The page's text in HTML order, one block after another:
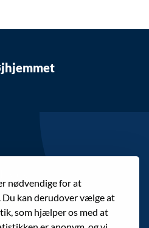
nødvendige for at
Du kan derudover vælge at
som hjælper os med at